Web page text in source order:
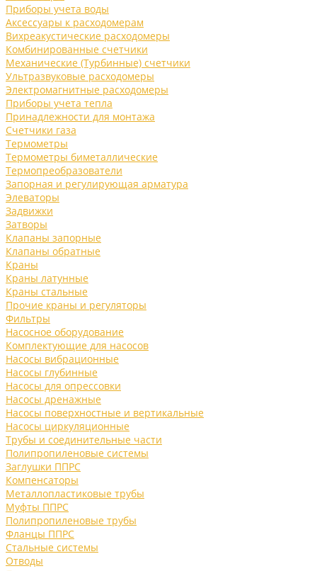
Приборы учета воды
Аксессуары к расходомерам
Вихреакустические расходомеры
Комбинированные счетчики
Механические (Турбинные) счетчики
Ультразвуковые расходомеры
Электромагнитные расходомеры
Приборы учета тепла
Принадлежности для монтажа
Счетчики газа
Термометры
Термометры биметаллические
Термопреобразователи
Запорная и регулирующая арматура
Элеваторы
Задвижки
Затворы
Клапаны запорные
Клапаны обратные
Краны
Краны латунные
Краны стальные
Прочие краны и регуляторы
Фильтры
Насосное оборудование
Комплектующие для насосов
Насосы вибрационные
Насосы глубинные
Насосы для опрессовки
Насосы дренажные
Насосы поверхностные и вертикальные
Насосы циркуляционные
Трубы и соединительные части
Полипропиленовые системы
Заглушки ППРС
Компенсаторы
Металлопластиковые трубы
Муфты ППРС
Полипропиленовые трубы
Фланцы ППРС
Стальные системы
Отводы